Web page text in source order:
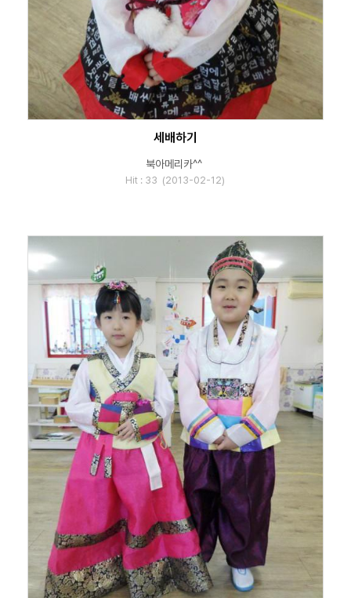
세배하기
북아메리카^^
Hit : 33 (2013-02-12)